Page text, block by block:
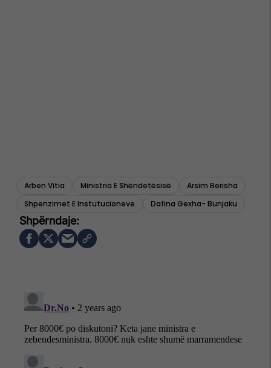
Arben Vitia Ministria E Shëndetësisë
Arsim Berisha
Shpenzimet E Instutucioneve
Dafina Gexha- Bunjaku